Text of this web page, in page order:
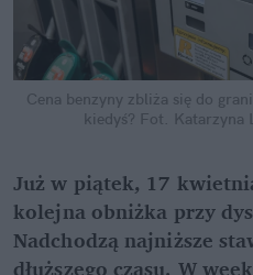
Cena benzyny zbliża się do
kiedyś? Fot. Katarzyna
Już w piątek, 17
kolejna obniżka przy
Nadchodzą najniższe